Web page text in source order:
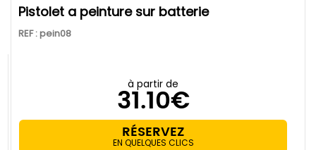
pistolet a peinture sur batterie
REF : pein08
à partir de
31.10€
RÉSERVEZ
EN QUELQUES CLICS